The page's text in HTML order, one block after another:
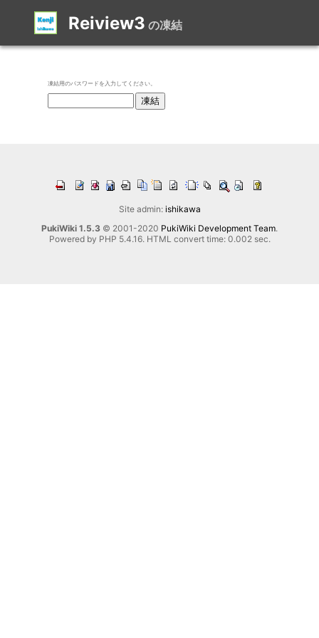
Reiview3 の凍結
凍結用のパスワードを入力してください。
Site admin: ishikawa
PukiWiki 1.5.3 © 2001-2020 PukiWiki Development Team.
Powered by PHP 5.4.16. HTML convert time: 0.002 sec.